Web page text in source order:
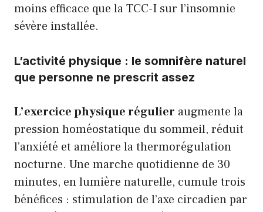
moins efficace que la TCC-I sur l’insomnie
sévère installée.
L’activité physique : le somnifère naturel
que personne ne prescrit assez
L’exercice physique régulier augmente la
pression homéostatique du sommeil, réduit
l’anxiété et améliore la thermorégulation
nocturne. Une marche quotidienne de 30
minutes, en lumière naturelle, cumule trois
bénéfices : stimulation de l’axe circadien par